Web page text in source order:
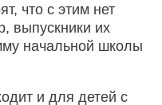
что с этим нет
выпускники их
начальной школы
и для детей с